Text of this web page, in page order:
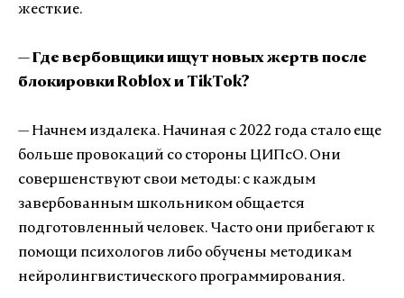
жесткие.
— Где вербовщики ищут новых жертв после
блокировки Roblox и TikTok?
— Начнем издалека. Начиная с 2022 года стало еще
больше провокаций со стороны ЦИПсО. Они
совершенствуют свои методы: с каждым
завербованным школьником общается
подготовленный человек. Часто они прибегают к
помощи психологов либо обучены методикам
нейролингвистического программирования.